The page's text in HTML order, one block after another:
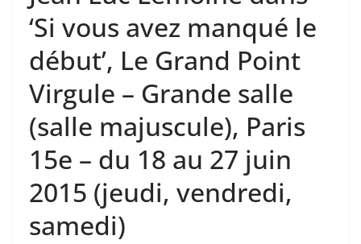
‘Si vous avez manqué le
début’, Le Grand Point
Virgule – Grande salle
(salle majuscule), Paris
15e – du 18 au 27 juin
2015 (jeudi, vendredi,
samedi)